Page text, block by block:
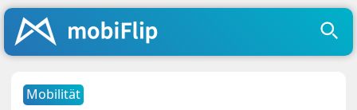
Mobilität